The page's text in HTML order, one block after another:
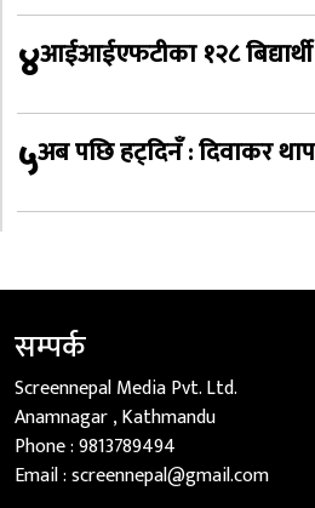
४आईआईएफटीका १२८
५अब पछि हट्दिनँ : दिवाकर
सम्पर्क
Screennepal Media Pvt. Ltd.
Anamnagar , Kathmandu
Phone :9813789494
Email :screennepal@gmail.com